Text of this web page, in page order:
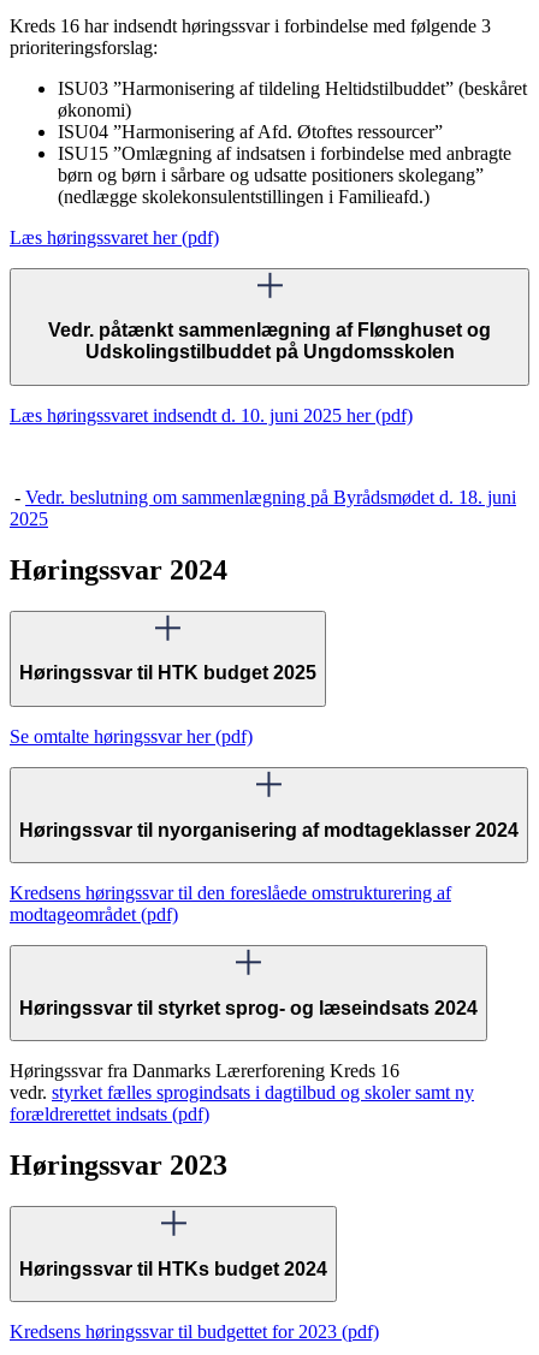
Kreds 16 har indsendt høringssvar i forbindelse med følgende 3
prioriteringsforslag:
ISU03 ”Harmonisering af tildeling Heltidstilbuddet” (beskåret
økonomi)
ISU04 ”Harmonisering af Afd. Øtoftes ressourcer”
ISU15 ”Omlægning af indsatsen i forbindelse med anbragte
børn og børn i sårbare og udsatte positioners skolegang”
(nedlægge skolekonsulentstillingen i Familieafd.)
Læs høringssvaret her (pdf)
Vedr. påtænkt sammenlægning af Flønghuset og
Udskolingstilbuddet på Ungdomsskolen
Læs høringssvaret indsendt d. 10. juni 2025 her (pdf)
- Vedr. beslutning om sammenlægning på Byrådsmødet d. 18. juni
2025
Høringssvar 2024
Høringssvar til HTK budget 2025
Se omtalte høringssvar her (pdf)
Høringssvar til nyorganisering af modtageklasser 2024
Kredsens høringssvar til den foreslåede omstrukturering af
modtageområdet (pdf)
Høringssvar til styrket sprog- og læseindsats 2024
Høringssvar fra Danmarks Lærerforening Kreds 16
vedr. styrket fælles sprogindsats i dagtilbud og skoler samt ny
forældrerettet indsats (pdf)
Høringssvar 2023
Høringssvar til HTKs budget 2024
Kredsens høringssvar til budgettet for 2023 (pdf)